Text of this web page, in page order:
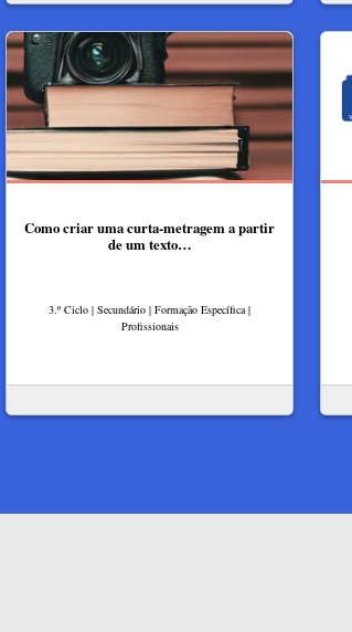
Como criar uma curta-metragem a partir
de um texto…
3.º Ciclo | Secundário | Formação Específica |
Profissionais